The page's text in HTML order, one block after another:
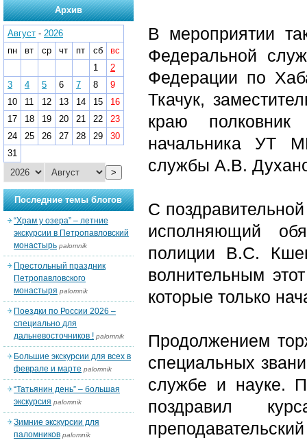
В мероприятии
Федеральной
Федерации по
Ткачук,
краю полковник
начальника УТ
службы А.В.
С
исполняющий
полиции В.С.
волнительным
которые только
Продолжением
специальных
службе и науке.
поздравил
Архив
Август - 2026
пн
вт ср чт пт сб
вс
1
2
3
4 5 6 7 8
9
10
11 12 13 14 15
16
17
18 19 20 21 22
23
24
25 26 27 28 29
30
31
>
Последние темы блогов
“Храм у озера” – летние
экскурсии в Петропавловский
монастырь palomnik
Престольный праздник
Петропавловского
монастыря palomnik
Поездки по России 2026 –
специально для
дальневосточников ! palomnik
Большие экскурсии для всех в
феврале и марте palomnik
“Татьянин день” – большая
экскурсия palomnik
Зимние экскурсии для
паломников palomnik